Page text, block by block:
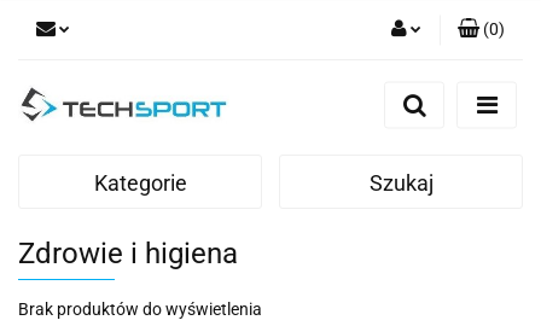
Zaloguj się
(0)
Kategorie Szukaj
Zdrowie i higiena
Brak produktów do wyświetlenia